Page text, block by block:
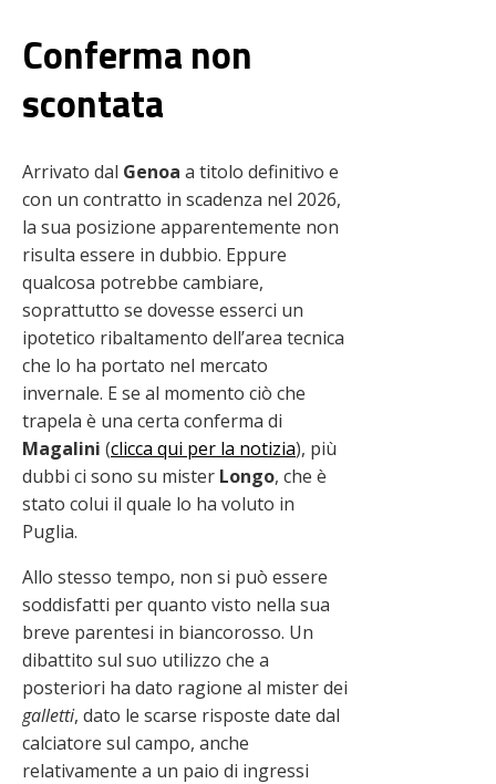
Conferma non
scontata
Arrivato dal Genoa a titolo definitivo e
con un contratto in scadenza nel 2026,
la sua posizione apparentemente non
risulta essere in dubbio. Eppure
qualcosa potrebbe cambiare,
soprattutto se dovesse esserci un
ipotetico ribaltamento dell’area tecnica
che lo ha portato nel mercato
invernale. E se al momento ciò che
trapela è una certa conferma di
Magalini (clicca qui per la notizia), più
dubbi ci sono su mister Longo, che è
stato colui il quale lo ha voluto in
Puglia.
Allo stesso tempo, non si può essere
soddisfatti per quanto visto nella sua
breve parentesi in biancorosso. Un
dibattito sul suo utilizzo che a
posteriori ha dato ragione al mister dei
galletti, dato le scarse risposte date dal
calciatore sul campo, anche
relativamente a un paio di ingressi